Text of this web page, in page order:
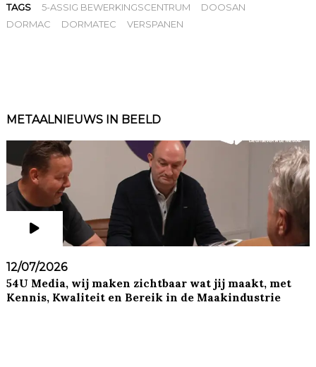
TAGS 5-ASSIG BEWERKINGSCENTRUM
DOOSAN
DORMAC
DORMATEC VERSPANEN
METAALNIEUWS IN BEELD
12/07/2026
54U Media, wij maken zichtbaar wat jij maakt, met
Kennis, Kwaliteit en Bereik in de Maakindustrie